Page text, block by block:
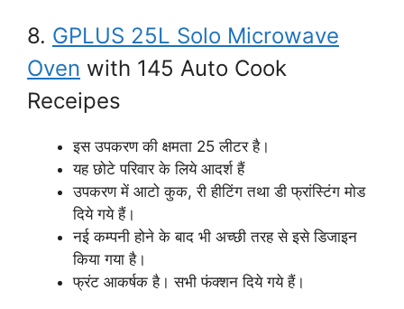
8. GPLUS 25L Solo Microwave
Oven with 145 Auto Cook
Receipes
इस उपकरण की क्षमता 25 लीटर है।
यह छोटे परिवार के लिये आदर्श हैं
उपकरण में आटो कुक, री हीटिंग तथा डी फ्रांस्टिंग मोड
दिये गये हैं।
नई कम्पनी होने के बाद भी अच्छी तरह से इसे डिजाइन
किया गया है।
फ्रंट आकर्षक है। सभी फंक्शन दिये गये हैं।